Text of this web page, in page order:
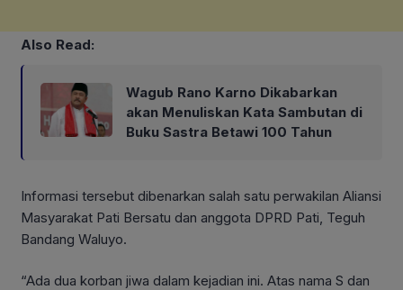
Also Read:
Wagub Rano Karno Dikabarkan
akan Menuliskan Kata Sambutan di
Buku Sastra Betawi 100 Tahun
Informasi tersebut dibenarkan salah satu perwakilan Aliansi
Masyarakat Pati Bersatu dan anggota DPRD Pati, Teguh
Bandang Waluyo.
“Ada dua korban jiwa dalam kejadian ini. Atas nama S dan